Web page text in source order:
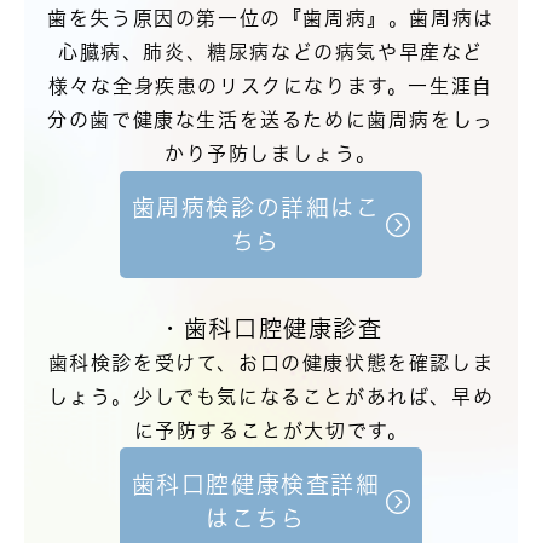
歯を失う原因の第一位の『歯周病』。歯周病は
心臓病、肺炎、糖尿病などの病気や早産など
様々な全身疾患のリスクになります。一生涯自
分の歯で健康な生活を送るために歯周病をしっ
かり予防しましょう。
歯周病検診の詳細はこ
ちら
・歯科口腔健康診査
歯科検診を受けて、お口の健康状態を確認しま
しょう。少しでも気になることがあれば、早め
に予防することが大切です。
歯科口腔健康検査詳細
はこちら